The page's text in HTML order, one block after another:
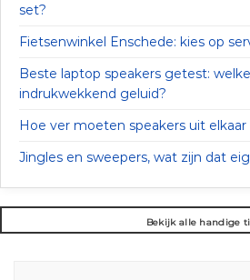
set?
Fietsenwinkel Enschede: kies op
Beste laptop speakers getest:
indrukwekkend geluid?
Hoe ver moeten speakers uit elkaar
Jingles en sweepers, wat zijn dat
Bekijk alle handige